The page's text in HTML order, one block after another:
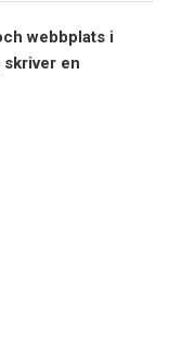
webbplats i
skriver en